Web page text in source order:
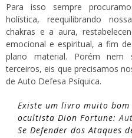
Para isso sempre
holística, reequilibrando
chakras e a aura,
emocional e espiritual, a fim
plano material. Porém nem
terceiros, eis que precisamos
de Auto Defesa Psíquica.
Existe um livro muito bom
ocultista Dion Fortune:
Se Defender dos Ataques